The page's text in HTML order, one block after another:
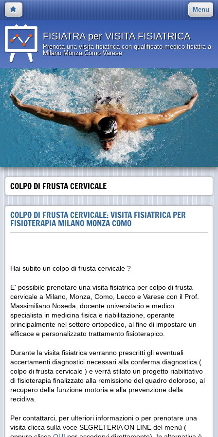
Menu
FISIATRA per VISITA FISIATRICA
Prenota una visita fisiatrica con qualificato medico fisiatra a
Milano Monza Como Varese
COLPO DI FRUSTA CERVICALE
COLPO DI FRUSTA CERVICALE: VISITA FISIATRICA PER
FISIOTERAPIA MILANO MONZA COMO
Hai subito un colpo di frusta cervicale ?
E' possibile prenotare una visita fisiatrica per colpo di frusta
cervicale a Milano, Monza, Como, Lecco e Varese con il Prof.
Massimiliano Noseda, docente universitario e medico
specialista in medicina fisica e riabilitazione, operante
principalmente nel settore ortopedico, al fine di impostare un
efficace e personalizzato trattamento fisioterapico.
Durante la visita fisiatrica verranno prescritti gli eventuali
accertamenti diagnostici necessari alla conferma diagnostica (
colpo di frusta cervicale ) e verrà stilato un progetto riabilitativo
di fisioterapia finalizzato alla remissione del quadro doloroso, al
recupero della funzione motoria e alla prevenzione della
recidiva.
Per contattarci, per ulteriori informazioni o per prenotare una
visita clicca sulla voce SEGRETERIA ON LINE del menù (